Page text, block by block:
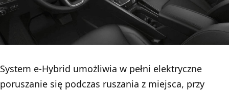
System e-Hybrid umożliwia w pełni elektryczne
poruszanie się podczas ruszania z miejsca, przy